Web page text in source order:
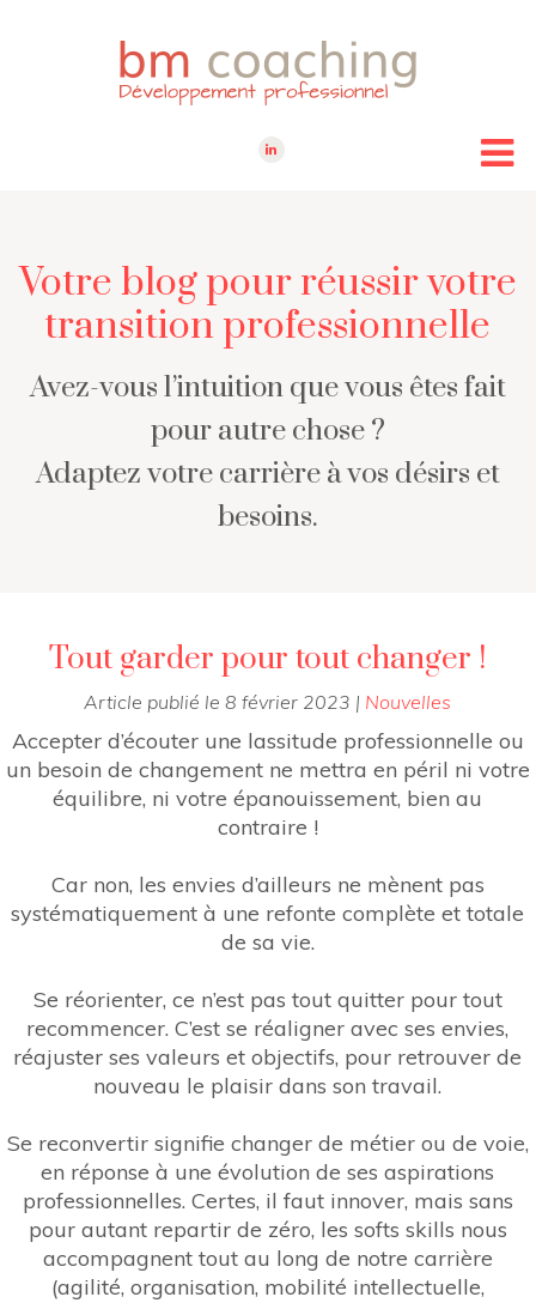
Votre blog pour réussir votre
transition professionnelle
Avez-vous l’intuition que vous êtes fait
pour autre chose ?
Adaptez votre carrière à vos désirs et
besoins.
Tout garder pour tout changer !
Article publié le8 février 2023 | Nouvelles
Accepter d’écouter une lassitude professionnelle ou
un besoin de changement ne mettra en péril ni votre
équilibre, ni votre épanouissement, bien au
contraire !
Car non, les envies d’ailleurs ne mènent pas
systématiquement à une refonte complète et totale
de sa vie.
Se réorienter, ce n’est pas tout quitter pour tout
recommencer. C’est se réaligner avec ses envies,
réajuster ses valeurs et objectifs, pour retrouver de
nouveau le plaisir dans son travail.
Se reconvertir signifie changer de métier ou de voie,
en réponse à une évolution de ses aspirations
professionnelles. Certes, il faut innover, mais sans
pour autant repartir de zéro, les softs skills nous
accompagnent tout au long de notre carrière
(agilité, organisation, mobilité intellectuelle,